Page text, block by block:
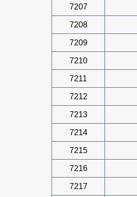
7207
7208
7209
7210
7211
7212
7213
7214
7215
7216
7217